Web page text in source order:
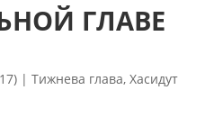
ГЛАВЕ
| Тижнева глава, Хасидут